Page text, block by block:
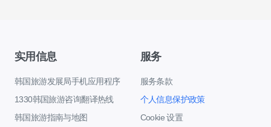
实用信息
韩国旅游发展局手机应用程序
1330韩国旅游咨询翻译热线
韩国旅游指南与地图
服务
服务条款
个人信息保护政策
Cookie 设置